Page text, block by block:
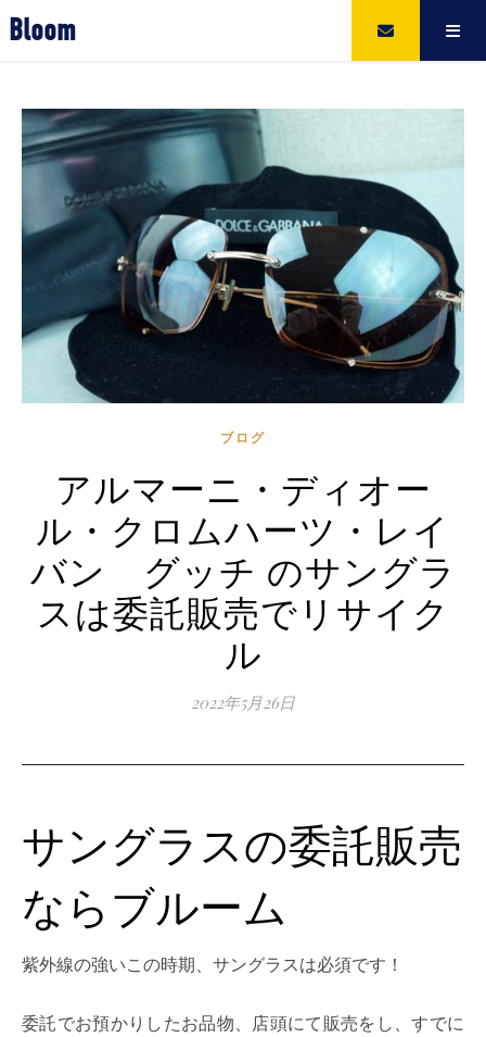
Bloom
ブログ
アルマーニ・ディオー
ル・クロムハーツ・レイ
バン グッチ のサングラ
スは委託販売でリサイク
ル
2022年5月26日
サングラスの委託販売
ならブルーム
紫外線の強いこの時期、サングラスは必須です！
委託でお預かりしたお品物、店頭にて販売をし、すでに